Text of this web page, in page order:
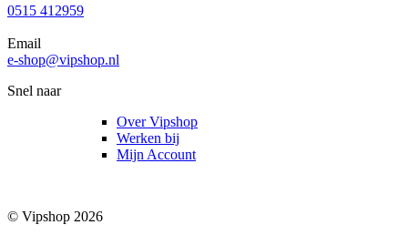
0515 412959
Email
e-shop@vipshop.nl
Snel naar
Over Vipshop
Werken bij
Mijn Account
© Vipshop 2026